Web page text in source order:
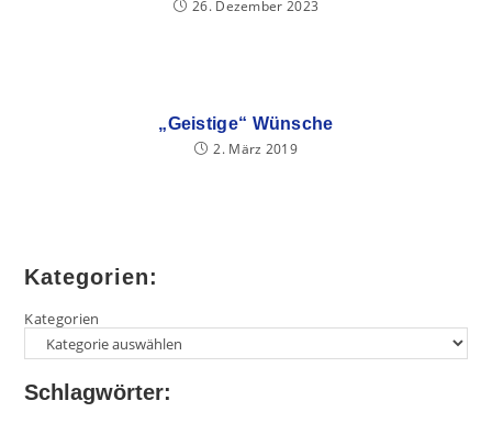
26. Dezember 2023
„Geistige“ Wünsche
2. März 2019
Kategorien:
Kategorien
Schlagwörter: